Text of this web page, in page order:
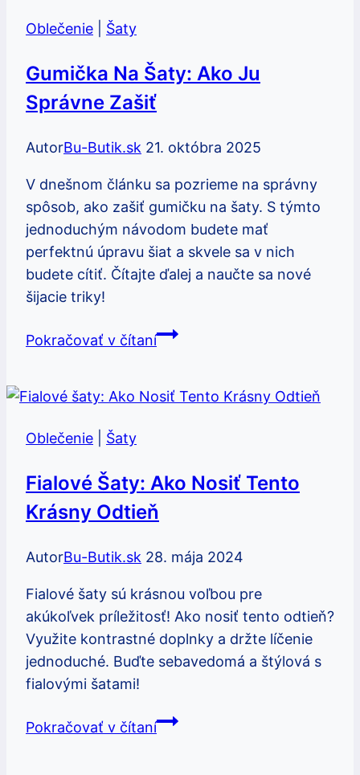
štýlový
Oblečenie Šaty
Gumička Na Šaty: Ako Ju
Správne Zašiť
AutorBu-Butik.sk 21. októbra 2025
V dnešnom článku sa pozrieme na správny
spôsob, ako zašiť gumičku na šaty. S týmto
jednoduchým návodom budete mať
perfektnú úpravu šiat a skvele sa v nich
budete cítiť. Čítajte ďalej a naučte sa nové
šijacie triky!
Pokračovať v čítaníGumička
Ako
Oblečenie Šaty
Fialové Šaty: Ako Nosiť Tento
Krásny Odtieň
AutorBu-Butik.sk 28. mája 2024
Fialové šaty sú krásnou voľbou pre
akúkoľvek príležitosť! Ako nosiť tento odtieň?
Využite kontrastné doplnky a držte líčenie
jednoduché. Buďte sebavedomá a štýlová s
fialovými šatami!
Pokračovať v čítaníFialové